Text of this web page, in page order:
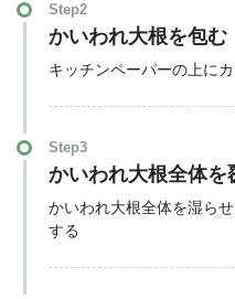
Step2
かいわれ大根を包む
キッチンペーパーの上に
Step3
かいわれ大根全体を
かいわれ大根全体を湿ら
する